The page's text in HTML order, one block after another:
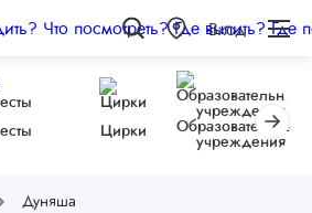
Вход
Цирки
Образовательные
учреждения
Дуняша